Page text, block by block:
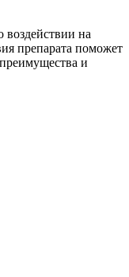
на
препарата поможет
и